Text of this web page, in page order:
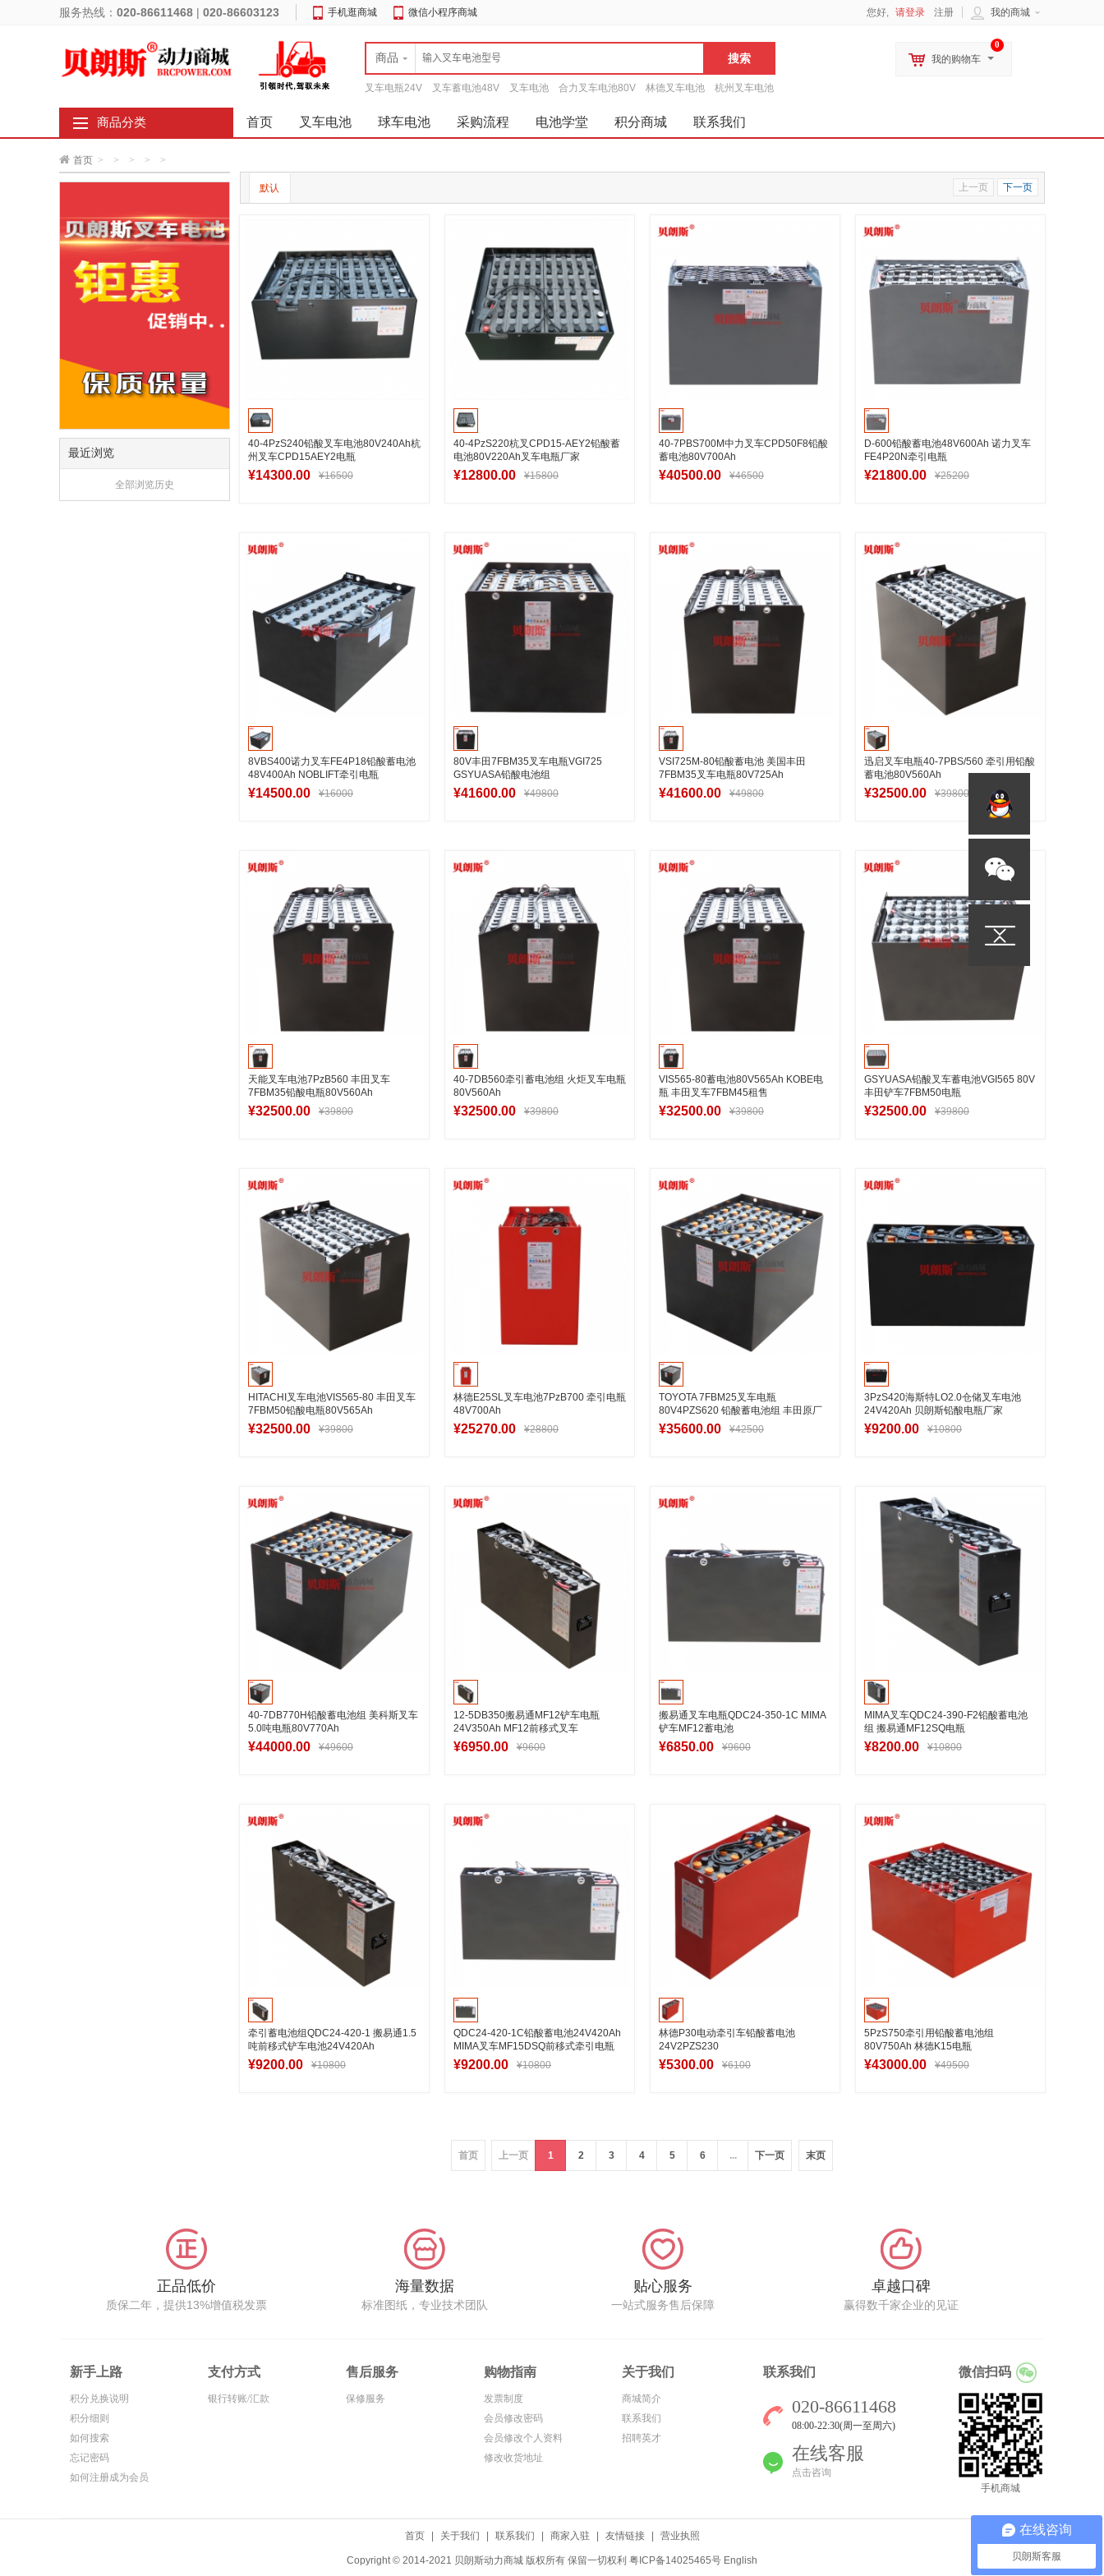
服务热线： 020-86611468 | 020-86603123 手机逛商城 微信小程序商城 我的商城
您好, 请登录 注册
商品
叉车电瓶24V 叉车蓄电池48V 叉车电池 合力叉车电池80V 林德叉车电池 杭州叉车电池
0
我的购物车
商品分类 首页 叉车电池 球车电池 采购流程 电池学堂 积分商城 联系我们
首页 > > > > >
最近浏览
全部浏览历史
上一页 下一页
默认
40-4PzS240铅酸叉车电池80V240Ah杭
州叉车CPD15AEY2电瓶
¥14300.00 ¥16500
40-4PzS220杭叉CPD15-AEY2铅酸蓄
电池80V220Ah叉车电瓶厂家
¥12800.00 ¥15800
40-7PBS700M中力叉车CPD50F8铅酸
蓄电池80V700Ah
¥40500.00 ¥46500
D-600铅酸蓄电池48V600Ah 诺力叉车
FE4P20N牵引电瓶
¥21800.00 ¥25200
8VBS400诺力叉车FE4P18铅酸蓄电池
48V400Ah NOBLIFT牵引电瓶
¥14500.00 ¥16000
80V丰田7FBM35叉车电瓶VGI725
GSYUASA铅酸电池组
¥41600.00 ¥49800
VSI725M-80铅酸蓄电池 美国丰田
7FBM35叉车电瓶80V725Ah
¥41600.00 ¥49800
迅启叉车电瓶40-7PBS/560 牵引用铅酸
蓄电池80V560Ah
¥32500.00 ¥39800
天能叉车电池7PzB560 丰田叉车
7FBM35铅酸电瓶80V560Ah
¥32500.00 ¥39800
40-7DB560牵引蓄电池组 火炬叉车电瓶
80V560Ah
¥32500.00 ¥39800
VIS565-80蓄电池80V565Ah KOBE电
瓶 丰田叉车7FBM45租售
¥32500.00 ¥39800
GSYUASA铅酸叉车蓄电池VGI565 80V
丰田铲车7FBM50电瓶
¥32500.00 ¥39800
HITACHI叉车电池VIS565-80 丰田叉车
7FBM50铅酸电瓶80V565Ah
¥32500.00 ¥39800
林德E25SL叉车电池7PzB700 牵引电瓶
48V700Ah
¥25270.00 ¥28800
TOYOTA 7FBM25叉车电瓶
80V4PZS620 铅酸蓄电池组 丰田原厂
¥35600.00 ¥42500
3PzS420海斯特LO2.0仓储叉车电池
24V420Ah 贝朗斯铅酸电瓶厂家
¥9200.00 ¥10800
40-7DB770H铅酸蓄电池组 美科斯叉车
5.0吨电瓶80V770Ah
¥44000.00 ¥49600
12-5DB350搬易通MF12铲车电瓶
24V350Ah MF12前移式叉车
¥6950.00 ¥9600
搬易通叉车电瓶QDC24-350-1C MIMA
铲车MF12蓄电池
¥6850.00 ¥9600
MIMA叉车QDC24-390-F2铅酸蓄电池
组 搬易通MF12SQ电瓶
¥8200.00 ¥10800
牵引蓄电池组QDC24-420-1 搬易通1.5
吨前移式铲车电池24V420Ah
¥9200.00 ¥10800
QDC24-420-1C铅酸蓄电池24V420Ah
MIMA叉车MF15DSQ前移式牵引电瓶
¥9200.00 ¥10800
林德P30电动牵引车铅酸蓄电池
24V2PZS230
¥5300.00 ¥6100
5PzS750牵引用铅酸蓄电池组
80V750Ah 林德K15电瓶
¥43000.00 ¥49500
首页 上一页 1 2 3 4 5 6 ... 下一页 末页
正品低价
质保二年，提供13%增值税发票
海量数据
标准图纸，专业技术团队
贴心服务
一站式服务售后保障
卓越口碑
赢得数千家企业的见证
新手上路
积分兑换说明
积分细则
如何搜索
忘记密码
如何注册成为会员
支付方式
银行转账/汇款
售后服务
保修服务
购物指南
发票制度
会员修改密码
会员修改个人资料
修改收货地址
关于我们
商城简介
联系我们
招聘英才
联系我们
020-86611468
08:00-22:30(周一至周六)
在线客服
点击咨询
微信扫码
手机商城
首页| 关于我们 联系我们 商家入驻 友情链接| 营业执照
Copyright © 2014-2021 贝朗斯动力商城 版权所有 保留一切权利 粤ICP备14025465号 English
在线咨询
贝朗斯客服